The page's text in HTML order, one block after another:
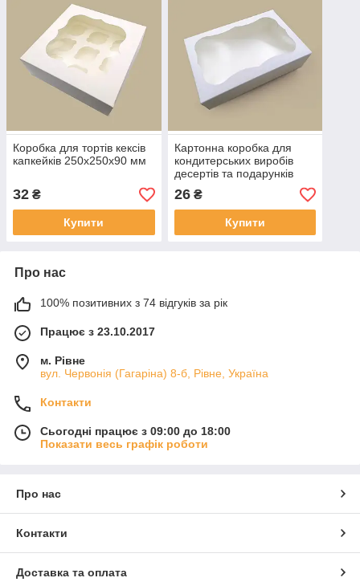
Коробка для тортів кексів
капкейків 250х250х90 мм
32 ₴
Купити
Картонна коробка для
кондитерських виробів
десертів та подарунків
250х170х60 мм
26₴
Купити
Про нас
100% позитивних з 74 відгуків за рік
Працює з 23.10.2017
м. Рівне
вул. Червонія (Гагаріна) 8-б, Рівне, Україна
Контакти
Сьогодні працює з 09:00 до 18:00
Показати весь графік роботи
Про нас
Контакти
Доставка та оплата